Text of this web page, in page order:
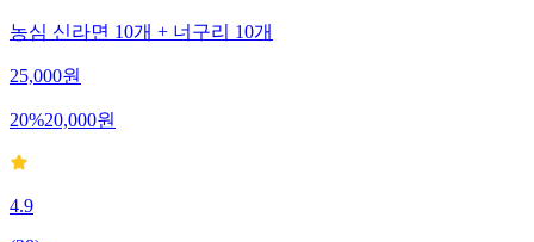
농심 신라면 10개 + 너구리 10개
25,000원
20%20,000원
4.9